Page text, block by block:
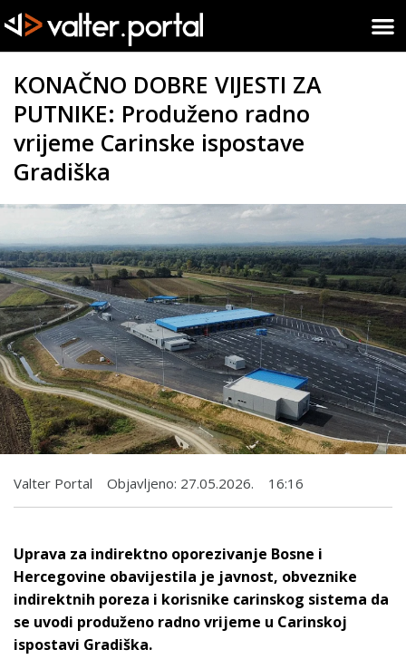
KONAČNO DOBRE VIJESTI ZA
PUTNIKE: Produženo radno
vrijeme Carinske ispostave
Gradiška
Valter Portal Objavljeno: 27.05.2026. 16:16
Uprava za indirektno oporezivanje Bosne i
Hercegovine obavijestila je javnost, obveznike
indirektnih poreza i korisnike carinskog sistema da
se uvodi produženo radno vrijeme u Carinskoj
ispostavi Gradiška.